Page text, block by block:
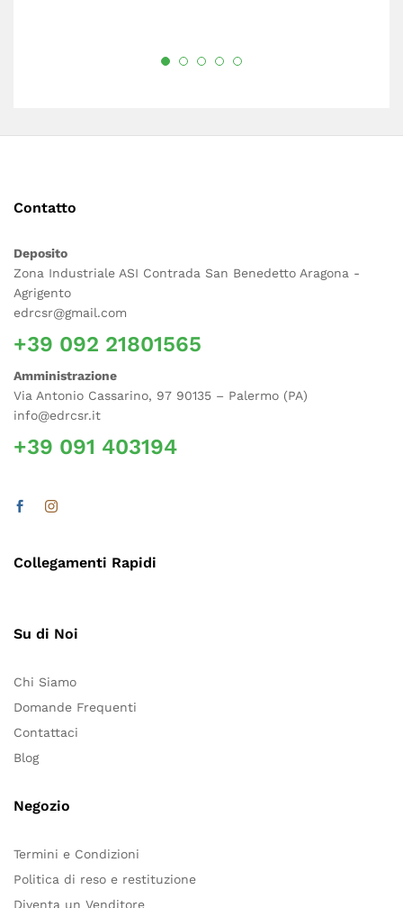
Contatto
Deposito
Zona Industriale ASI Contrada San Benedetto Aragona -
Agrigento
edrcsr@gmail.com
+39 092 21801565
Amministrazione
Via Antonio Cassarino, 97 90135 – Palermo (PA)
info@edrcsr.it
+39 091 403194
Collegamenti Rapidi
Su di Noi
Chi Siamo
Domande Frequenti
Contattaci
Blog
Negozio
Termini e Condizioni
Politica di reso e restituzione
Diventa un Venditore